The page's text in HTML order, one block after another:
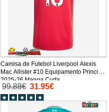
Camisa de Futebol Liverpool Alexis
Mac Allister #10 Equipamento Principal
2025-26 Manga Curta
99.88€ 31.95€